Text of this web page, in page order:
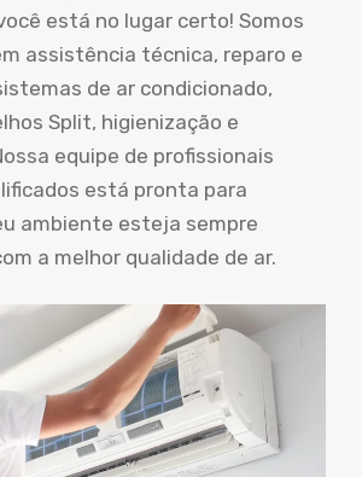
está no lugar certo! Somos
assistência técnica, reparo e
de ar condicionado,
Split, higienização e
equipe de profissionais
está pronta para
ambiente esteja sempre
a melhor qualidade de ar.